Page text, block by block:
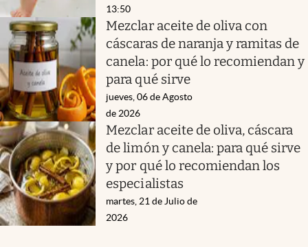
13:50
Mezclar aceite de oliva con
cáscaras de naranja y ramitas de
canela: por qué lo recomiendan y
para qué sirve
jueves, 06 de Agosto
de 2026
Mezclar aceite de oliva, cáscara
de limón y canela: para qué sirve
y por qué lo recomiendan los
especialistas
martes, 21 de Julio de
2026